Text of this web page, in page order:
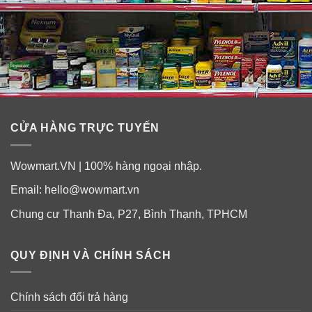
Da thâm nám sạm
CỬA HÀNG TRỰC TUYẾN
Wowmart.VN | 100% hàng ngoại nhập.
Email: hello@wowmart.vn
Chung cư Thanh Đa, P27, Bình Thạnh, TPHCM
QUY ĐỊNH VÀ CHÍNH SÁCH
Chính sách đổi trả hàng